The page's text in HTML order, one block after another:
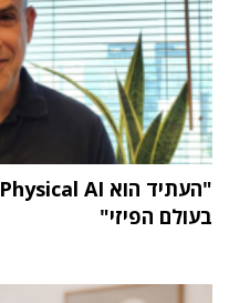
בעולם הפיזי"